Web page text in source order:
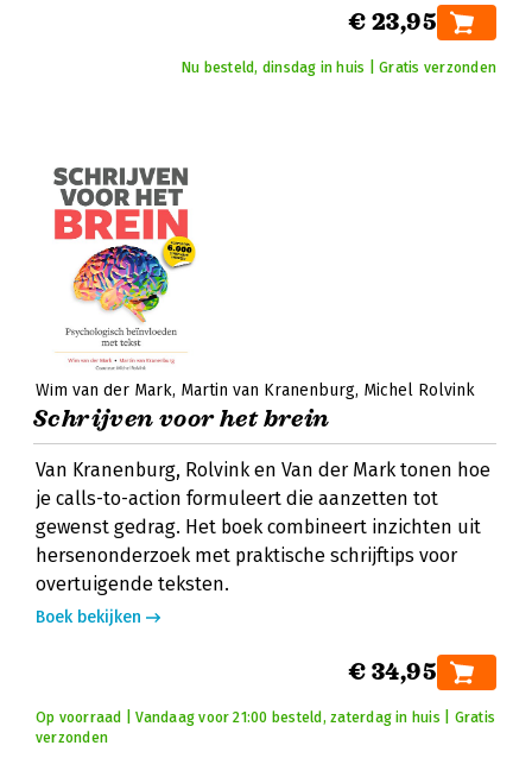
€ 23,95
Nu besteld, dinsdag in huis | Gratis verzonden
Wim van der Mark Martin van Kranenburg Michel Rolvink
Schrijven voor het brein
Van Kranenburg, Rolvink en Van der Mark tonen hoe
je calls-to-action formuleert die aanzetten tot
gewenst gedrag. Het boek combineert inzichten uit
hersenonderzoek met praktische schrijftips voor
overtuigende teksten.
Boek bekijken
€ 34,95
Op voorraad | Vandaag voor 21:00 besteld, zaterdag in huis | Gratis
verzonden